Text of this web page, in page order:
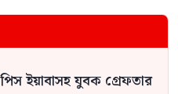
ইয়াবাসহ যুবক গ্রেফতার